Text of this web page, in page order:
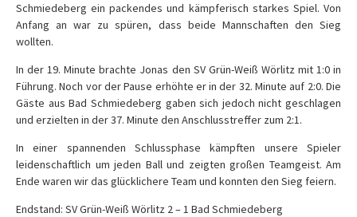
Schmiedeberg ein packendes und kämpferisch starkes Spiel. Von
Anfang an war zu spüren, dass beide Mannschaften den Sieg
wollten.
In der 19. Minute brachte Jonas den SV Grün-Weiß Wörlitz mit 1:0 in
Führung. Noch vor der Pause erhöhte er in der 32. Minute auf 2:0. Die
Gäste aus Bad Schmiedeberg gaben sich jedoch nicht geschlagen
und erzielten in der 37. Minute den Anschlusstreffer zum 2:1.
In einer spannenden Schlussphase kämpften unsere Spieler
leidenschaftlich um jeden Ball und zeigten großen Teamgeist. Am
Ende waren wir das glücklichere Team und konnten den Sieg feiern.
Endstand: SV Grün-Weiß Wörlitz 2 – 1 Bad Schmiedeberg